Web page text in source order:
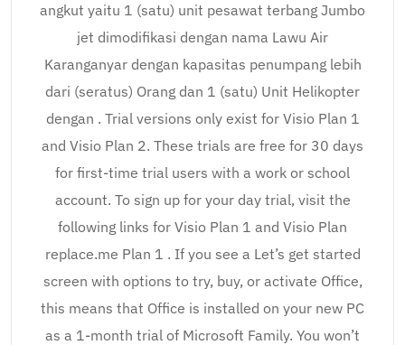
angkut yaitu 1 (satu) unit pesawat terbang Jumbo
jet dimodifikasi dengan nama Lawu Air
Karanganyar dengan kapasitas penumpang lebih
dari (seratus) Orang dan 1 (satu) Unit Helikopter
dengan . Trial versions only exist for Visio Plan 1
and Visio Plan 2. These trials are free for 30 days
for first-time trial users with a work or school
account. To sign up for your day trial, visit the
following links for Visio Plan 1 and Visio Plan
replace.me Plan 1 . If you see a Let’s get started
screen with options to try, buy, or activate Office,
this means that Office is installed on your new PC
as a 1-month trial of Microsoft Family. You won’t